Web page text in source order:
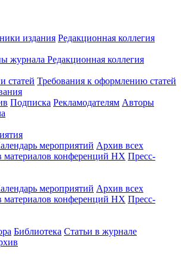
издания Редакционная коллегия
журнала Редакционная коллегия
статей Требования к оформлению статей
Подписка Рекламодателям Авторы
мероприятий Архив всех
материалов конференций НХ Пресс-
мероприятий Архив всех
материалов конференций НХ Пресс-
Библиотека Статьи в журнале